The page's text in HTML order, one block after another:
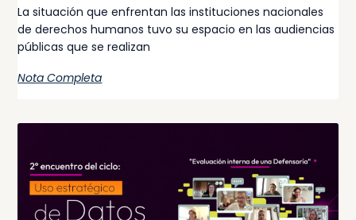
La situación que enfrentan las instituciones nacionales
de derechos humanos tuvo su espacio en las audiencias
públicas que se realizan
Nota Completa